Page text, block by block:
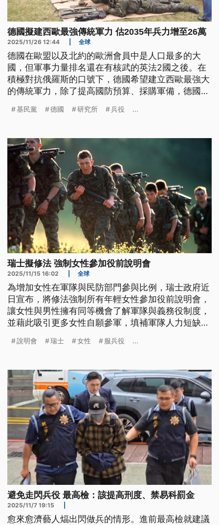
德國擬建西歐最強傳統軍力 估2035年兵力增至26萬
2025/11/26 12:44 全球
德國在歐盟以及北約的歐洲會員中是人口最多的大
國，但軍事力量排名還在有核武的英法2國之後。在
積極對抗俄羅斯的口號下，德國希望建立西歐最強大
的傳統軍力，除了提高國防預算、採購軍備，德國執
排除徵兵，預計2035年把兵力規模從現有的18萬多
基民黨 德國 研究所 兵役 ...
瑞士擬修法 強制女性參加役前說明會
2025/11/15 16:02 全球
為增加女性在軍隊與民防部門參與比例，瑞士政府近
日宣布，將修法強制所有年輕女性參加役前說明會，
讓女性與男性擁有同等機會了解軍隊與義務役制度，
並藉此吸引更多女性自願參軍，填補軍隊人力短缺問
說明會 瑞士 女性 服兵役 ...
避免走閃兵役 最高檢：該提高刑度、禁易科罰金
2025/11/7 19:15
愈來愈濟藝人煏出閃做兵的情形。進前最高檢就建議